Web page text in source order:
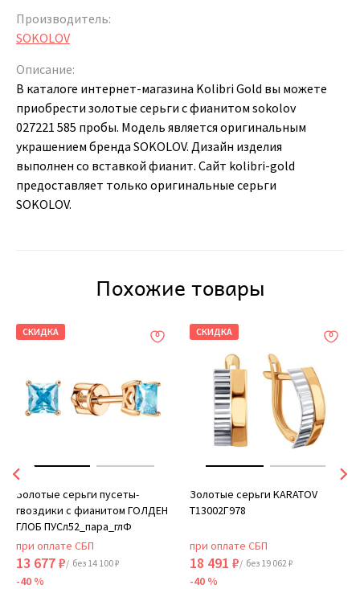
Производитель:
SOKOLOV
Описание:
В каталоге интернет-магазина Kolibri Gold вы можете
приобрести золотые серьги с фианитом sokolov
027221 585 пробы. Модель является оригинальным
украшением бренда SOKOLOV. Дизайн изделия
выполнен со вставкой фианит. Сайт kolibri-gold
предоставляет только оригинальные серьги
SOKOLOV.
Похожие товары
СКИДКА
Золотые серьги пусеты-
гвоздики с фианитом ГОЛДЕН
ГЛОБ ПУСл52_пара_глФ
при оплате СБП
13 677 ₽/ без 14 100 ₽
-40 %
СКИДКА
Золотые серьги KARATOV
Т13002Г978
при оплате СБП
18 491 ₽/ без 19 062 ₽
-40 %